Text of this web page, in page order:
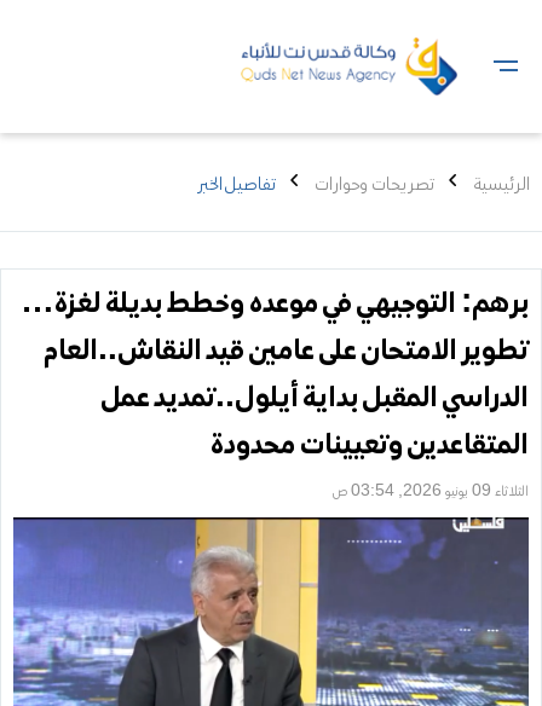
الرئيسية تصريحات وحوارات تفاصيل الخبر
برهم: التوجيهي في موعده وخطط بديلة لغزة…
تطوير الامتحان على عامين قيد النقاش..العام
الدراسي المقبل بداية أيلول..تمديد عمل
المتقاعدين وتعيينات محدودة
الثلاثاء 09 يونيو 2026, 03:54 ص